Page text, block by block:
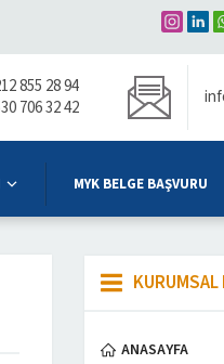
855 28 94
706 32 42
MYK BELGE BAŞVURU
KURUMSAL
ANASAYFA